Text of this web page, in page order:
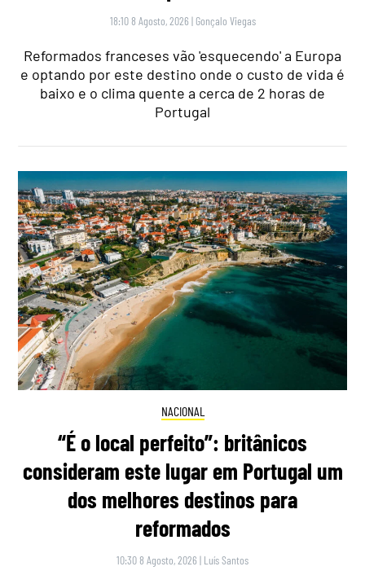
18:10 8 Agosto, 2026 | Gonçalo Viegas
Reformados franceses vão 'esquecendo' a Europa
e optando por este destino onde o custo de vida é
baixo e o clima quente a cerca de 2 horas de
Portugal
NACIONAL
“É o local perfeito”: britânicos
consideram este lugar em Portugal um
dos melhores destinos para
reformados
10:30 8 Agosto, 2026 | Luís Santos